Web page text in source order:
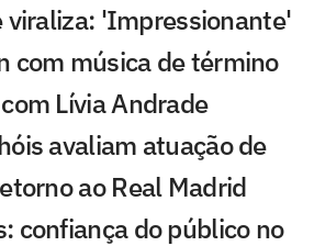
viraliza: 'Impressionante'
com música de término
Lívia Andrade
avaliam atuação de
ao Real Madrid
confiança do público no